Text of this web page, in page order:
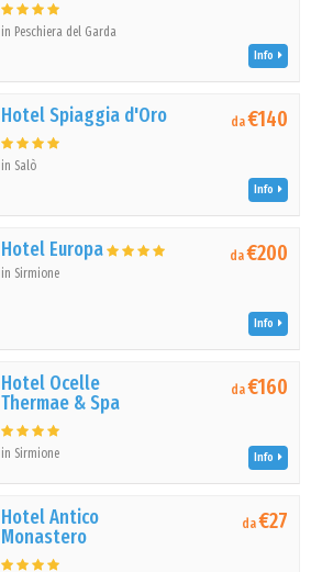
in Peschiera del Garda
Info
Hotel Spiaggia d'Oro
in Salò
da€140
Info
Hotel Europa
in Sirmione
da€200
Info
Hotel Ocelle
Thermae & Spa
in Sirmione
da€160
Info
Hotel Antico
Monastero
da€27